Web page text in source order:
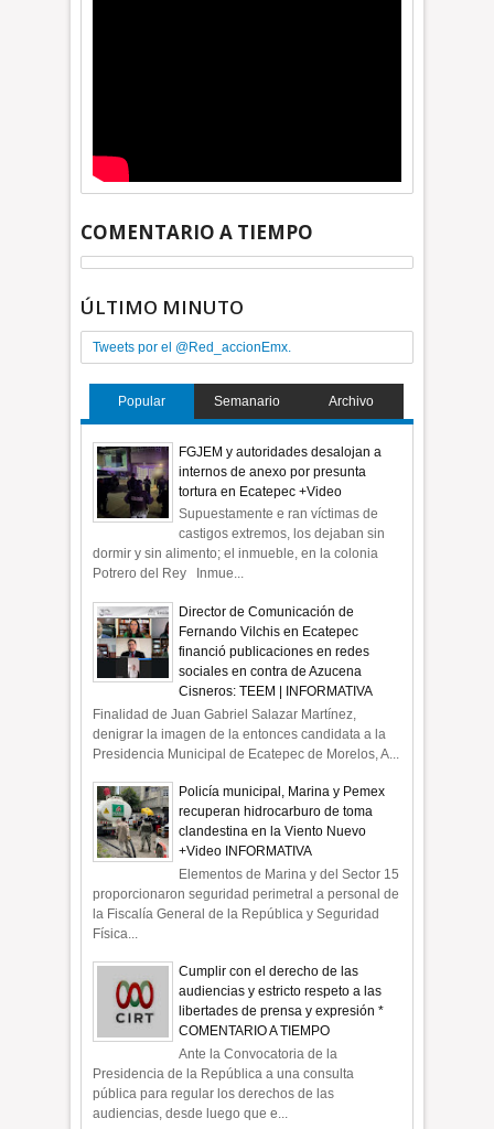
COMENTARIO A TIEMPO
ÚLTIMO MINUTO
Tweets por el @Red_accionEmx.
Popular Semanario Archivo
FGJEM y autoridades desalojan a
internos de anexo por presunta
tortura en Ecatepec +Video
Supuestamente e ran víctimas de
castigos extremos, los dejaban sin
dormir y sin alimento; el inmueble, en la colonia
Potrero del Rey Inmue...
Director de Comunicación de
Fernando Vilchis en Ecatepec
financió publicaciones en redes
sociales en contra de Azucena
Cisneros: TEEM | INFORMATIVA
Finalidad de Juan Gabriel Salazar Martínez,
denigrar la imagen de la entonces candidata a la
Presidencia Municipal de Ecatepec de Morelos, A...
Policía municipal, Marina y Pemex
recuperan hidrocarburo de toma
clandestina en la Viento Nuevo
+Video INFORMATIVA
Elementos de Marina y del Sector 15
proporcionaron seguridad perimetral a personal de
la Fiscalía General de la República y Seguridad
Física...
Cumplir con el derecho de las
audiencias y estricto respeto a las
libertades de prensa y expresión *
COMENTARIO A TIEMPO
Ante la Convocatoria de la
Presidencia de la República a una consulta
pública para regular los derechos de las
audiencias, desde luego que e...